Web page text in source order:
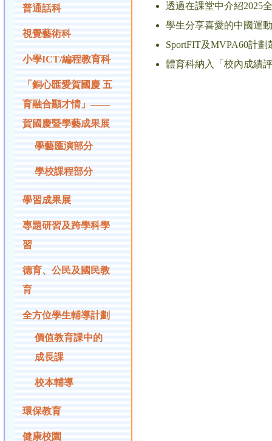
普通話科
視覺藝術科
小學ICT/編程教育科
「銅心匯愛賀國慶 五
育融合顯才情」——
賀國慶暨學藝成果展
學藝匯演部分
學校課程部分
學習成果展
專題研習及跨學科學
習
德育、公民及國民教
育
全方位學生輔導計劃
價值教育課中的
成長課
校本輔導
環保教育
健康校園
透過在課堂中介紹2025
學生分享喜愛的中國運
SportFIT及MVPA60計
體育科納入「校內成績